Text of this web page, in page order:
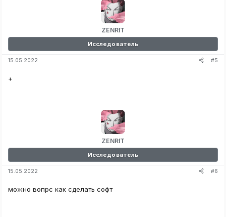
ZENRIT
Исследователь
15.05.2022 #5
+
ZENRIT
Исследователь
15.05.2022 #6
можно вопрс как сделать софт